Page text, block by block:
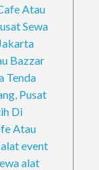
Atau
Sewa
Bazzar
Tenda
, Pusat
Di
Atau
event
alat